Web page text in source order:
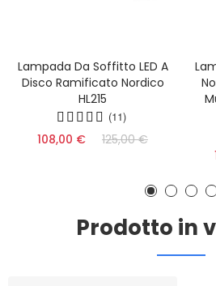
Lampada Da Soffitto LED A
Disco Ramificato Nordico
HL215
(11)
108,00 € 125,00 €
Prodotto in